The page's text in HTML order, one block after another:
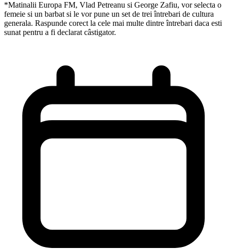
*Matinalii Europa FM, Vlad Petreanu si George Zafiu, vor selecta o
femeie si un barbat si le vor pune un set de trei întrebari de cultura
generala. Raspunde corect la cele mai multe dintre întrebari daca esti
sunat pentru a fi declarat câstigator.